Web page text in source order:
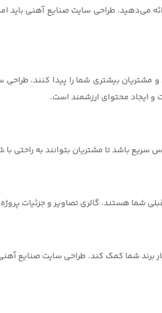
می‌دهید، طراحی سایت صنایع آهنی باید
و ایجاد محتوای ارزشمند است.
باشد تا مشتریان بتوانند به راحتی با
شما هستند. گالری تصاویر و جزئیات
برند شما کمک کند. طراحی سایت صنایع